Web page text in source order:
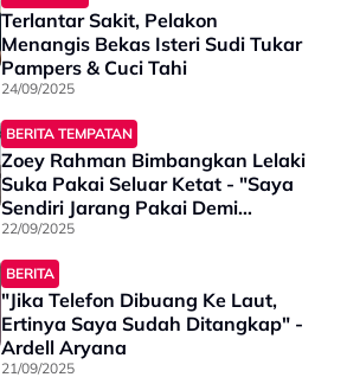
Terlantar Sakit, Pelakon
Menangis Bekas Isteri Sudi Tukar
Pampers & Cuci Tahi
24/09/2025
BERITA TEMPATAN
Zoey Rahman Bimbangkan Lelaki
Suka Pakai Seluar Ketat - "Saya
Sendiri Jarang Pakai Demi
Kesihatan Alat Sulit"
22/09/2025
BERITA
"Jika Telefon Dibuang Ke Laut,
Ertinya Saya Sudah Ditangkap" -
Ardell Aryana
21/09/2025